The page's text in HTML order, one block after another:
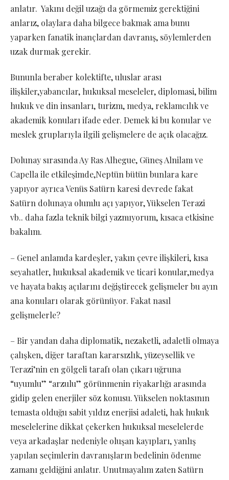
anlatır. Yakını değil uzağı da görmemiz gerektiğini
anlarız, olaylara daha bilgece bakmak ama bunu
yaparken fanatik inançlardan davranış, söylemlerden
uzak durmak gerekir.
Bununla beraber kolektifte, uluslar arası
ilişkiler,yabancılar, hukuksal meseleler, diplomasi, bilim
hukuk ve din insanları, turizm, medya, reklamcılık ve
akademik konuları ifade eder. Demek ki bu konular ve
meslek gruplarıyla ilgili gelişmelere de açık olacağız.
Dolunay sırasında Ay Ras Alhegue, Güneş Alnilam ve
Capella ile etkileşimde,Neptün bütün bunlara kare
yapıyor ayrıca Venüs Satürn karesi devrede fakat
Satürn dolunaya olumlu açı yapıyor, Yükselen Terazi
vb.. daha fazla teknik bilgi yazmıyorum, kısaca etkisine
bakalım.
– Genel anlamda kardeşler, yakın çevre ilişkileri, kısa
seyahatler, hukuksal akademik ve ticari konular,medya
ve hayata bakış açılarını değiştirecek gelişmeler bu ayın
ana konuları olarak görünüyor. Fakat nasıl
gelişmelerle?
– Bir yandan daha diplomatik, nezaketli, adaletli olmaya
çalışken, diğer taraftan kararsızlık, yüzeysellik ve
Terazi’nin en gölgeli tarafı olan çıkarı uğruna
“uyumlu” “arzulu” görünmenin riyakarlığı arasında
gidip gelen enerjiler söz konusu. Yükselen noktasının
temasta olduğu sabit yıldız enerjisi adaleti, hak hukuk
meselelerine dikkat çekerken hukuksal meselelerde
veya arkadaşlar nedeniyle oluşan kayıpları, yanlış
yapılan seçimlerin davranışların bedelinin ödenme
zamanı geldiğini anlatır. Unutmayalım zaten Satürn